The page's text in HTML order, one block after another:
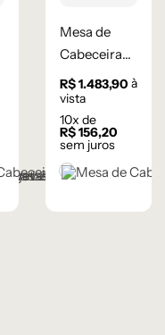
Mesa de
Cabeceira
Luna
Redonda –
Branco e
Dourado
R$1.483,90 à
vista
10x de
R$156,20
sem juros
Branco